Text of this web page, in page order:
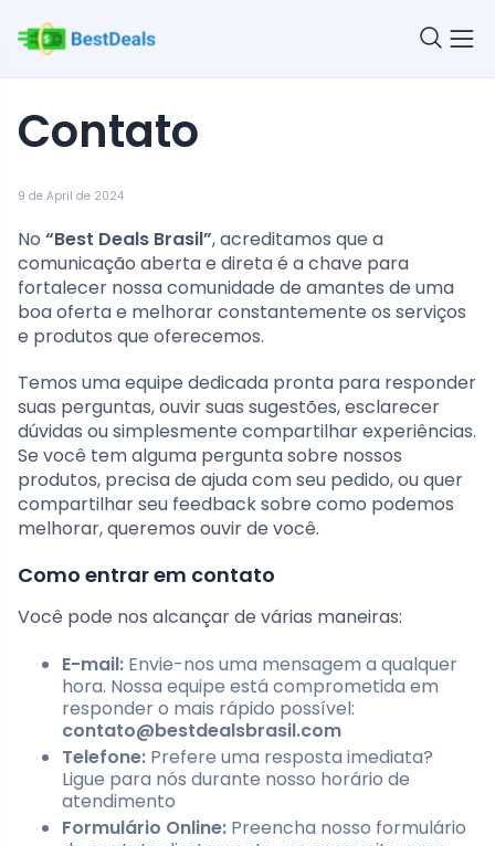
9 de April de 2024
Contato
No “Best Deals Brasil”, acreditamos que a
comunicação aberta e direta é a chave para
fortalecer nossa comunidade de amantes de uma
boa oferta e melhorar constantemente os serviços
e produtos que oferecemos.
Temos uma equipe dedicada pronta para responder
suas perguntas, ouvir suas sugestões, esclarecer
dúvidas ou simplesmente compartilhar experiências.
Se você tem alguma pergunta sobre nossos
produtos, precisa de ajuda com seu pedido, ou quer
compartilhar seu feedback sobre como podemos
melhorar, queremos ouvir de você.
Como entrar em contato
Você pode nos alcançar de várias maneiras:
E-mail: Envie-nos uma mensagem a qualquer
hora. Nossa equipe está comprometida em
responder o mais rápido possível:
contato@bestdealsbrasil.com
Telefone: Prefere uma resposta imediata?
Ligue para nós durante nosso horário de
atendimento
Formulário Online: Preencha nosso formulário